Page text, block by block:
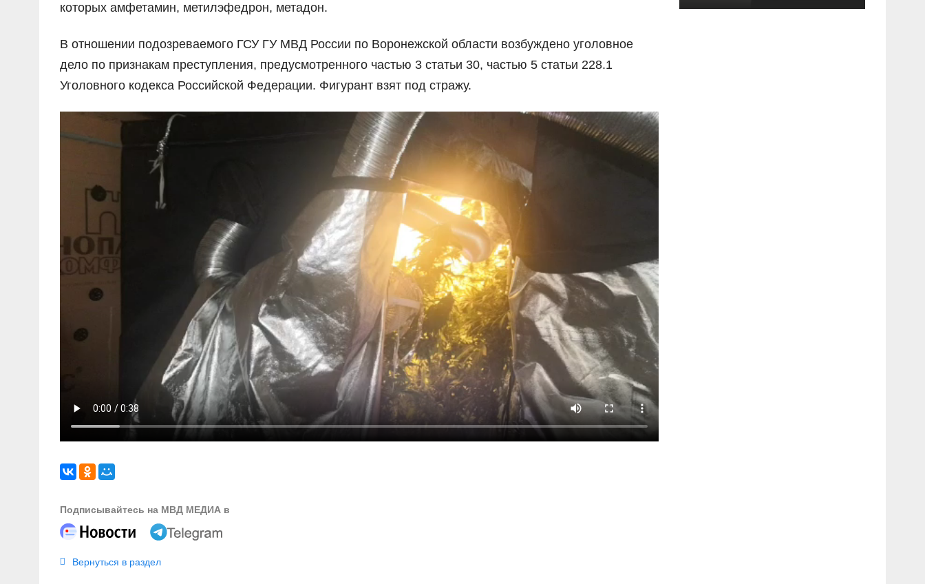
которых амфетамин, метилэфедрон, метадон.
В отношении подозреваемого ГСУ ГУ МВД России по Воронежской области возбуждено уголовное
дело по признакам преступления, предусмотренного частью 3 статьи 30, частью 5 статьи 228.1
Уголовного кодекса Российской Федерации. Фигурант взят под стражу.
Подписывайтесь на МВД МЕДИА в
Вернуться в раздел